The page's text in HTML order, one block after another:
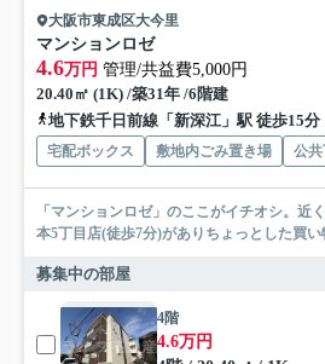
大阪市東成区大今里
マンションロゼ
4.6万円 管理/共益費5,000円
20.40㎡ (1K) /築31年 /6階建
地下鉄千日前線「新深江」駅 徒歩15分
宅配ボックス 敷地内ごみ置き場 公
「マンションロゼ」のここがイチオシ。近
本5丁目店(徒歩7分)がありちょっとした買
募集中の部屋
4階
4.6万円